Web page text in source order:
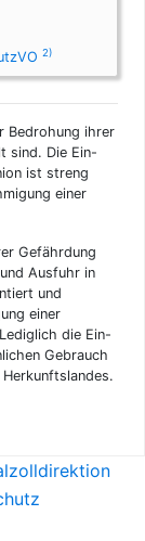
2)
Bedrohung ihrer
sind. Die Ein-
ist streng
einer
Gefährdung
Ausfuhr in
und
einer
die Ein-
Gebrauch